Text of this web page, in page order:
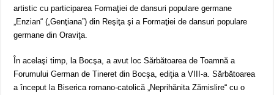
artistic cu participarea Formaţiei de dansuri populare germane
„Enzian“ („Genţiana”) din Reşiţa şi a Formaţiei de dansuri populare
germane din Oraviţa.
În acelaşi timp, la Bocşa, a avut loc Sărbătoarea de Toamnă a
Forumului German de Tineret din Bocşa, ediţia a VIII-a. Sărbătoarea
a început la Biserica romano-catolică „Neprihănita Zămislire“ cu o